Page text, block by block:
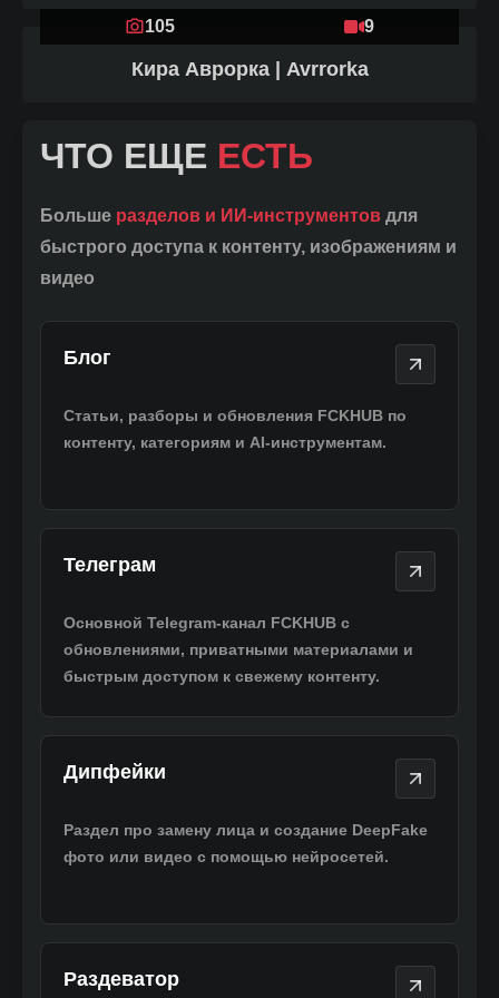
105 9
Кира Аврорка | Avrrorka
ЧТО ЕЩЕ ЕСТЬ
Больше разделов и ИИ-инструментов для
быстрого доступа к контенту, изображениям и
видео
Блог
Блог
Статьи, разборы и обновления FCKHUB по
контенту, категориям и AI-инструментам.
Телеграм
Телеграм
Основной Telegram-канал FCKHUB с
обновлениями, приватными материалами и
быстрым доступом к свежему контенту.
Дипфейки
Дипфейки
Раздел про замену лица и создание DeepFake
фото или видео с помощью нейросетей.
Раздеватор
Раздеватор